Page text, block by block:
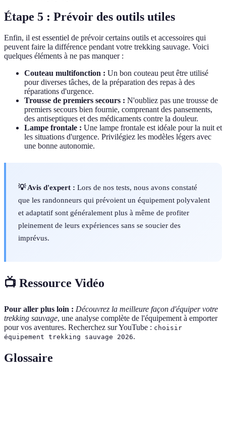
Étape 5 : Prévoir des outils utiles
Enfin, il est essentiel de prévoir certains outils et accessoires qui
peuvent faire la différence pendant votre trekking sauvage. Voici
quelques éléments à ne pas manquer :
Couteau multifonction : Un bon couteau peut être utilisé
pour diverses tâches, de la préparation des repas à des
réparations d'urgence.
Trousse de premiers secours : N'oubliez pas une trousse de
premiers secours bien fournie, comprenant des pansements,
des antiseptiques et des médicaments contre la douleur.
Lampe frontale : Une lampe frontale est idéale pour la nuit et
les situations d'urgence. Privilégiez les modèles légers avec
une bonne autonomie.
💡 Avis d'expert : Lors de nos tests, nous avons constaté
que les randonneurs qui prévoient un équipement polyvalent
et adaptatif sont généralement plus à même de profiter
pleinement de leurs expériences sans se soucier des
imprévus.
📺 Ressource Vidéo
Pour aller plus loin : Découvrez la meilleure façon d'équiper votre
trekking sauvage, une analyse complète de l'équipement à emporter
pour vos aventures. Recherchez sur YouTube : choisir
équipement trekking sauvage 2026.
Glossaire